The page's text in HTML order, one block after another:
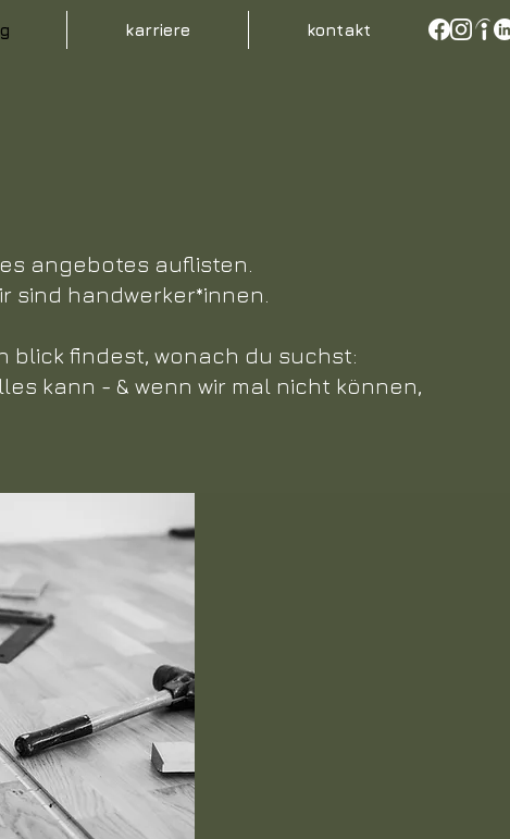
karriere kontakt
angebotes auflisten.
sind handwerker*innen.
blick findest, wonach du suchst:
kann - & wenn wir mal nicht können,